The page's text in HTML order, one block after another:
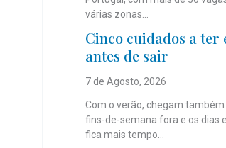
várias zonas...
Cinco cuidados a ter
antes de sair
7 de Agosto, 2026
Com o verão, chegam
fins-de-semana fora e os dias
fica mais tempo...